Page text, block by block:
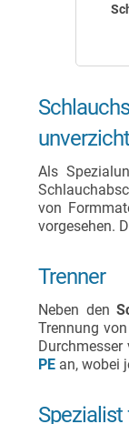
Als
von
vorgesehen.
Trenner
Neben den
Trennung
Durchmesser
PE an, wobei